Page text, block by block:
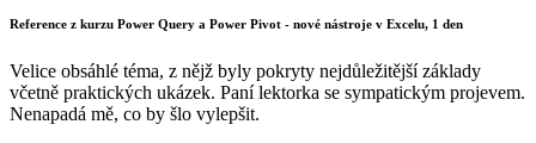
Reference z kurzu Power Query a Power Pivot - nové nástroje v Excelu, 1 den
Velice obsáhlé téma, z nějž byly pokryty nejdůležitější základy
včetně praktických ukázek. Paní lektorka se sympatickým projevem.
Nenapadá mě, co by šlo vylepšit.